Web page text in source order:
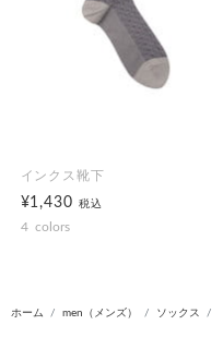
インクス靴下
¥1,430税込
4 colors
ホーム men（メンズ） ソックス